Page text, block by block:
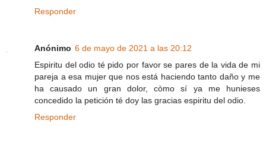
Responder
Anónimo 6 de mayo de 2021 a las 20:12
Espiritu del odio té pido por favor se pares de la vida de mi
pareja a esa mujer que nos está haciendo tanto daño y me
ha causado un gran dolor, còmo sí ya me hunieses
concedido la petición té doy las gracias espiritu del odio.
Responder